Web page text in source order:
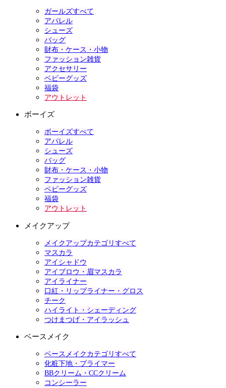
ガールズすべて
アパレル
シューズ
バッグ
財布・ケース・小物
ファッション雑貨
アクセサリー
ベビーグッズ
福袋
アウトレット
ボーイズ
ボーイズすべて
アパレル
シューズ
バッグ
財布・ケース・小物
ファッション雑貨
ベビーグッズ
福袋
アウトレット
メイクアップ
メイクアップカテゴリすべて
マスカラ
アイシャドウ
アイブロウ・眉マスカラ
アイライナー
口紅・リップライナー・グロス
チーク
ハイライト・シェーディング
つけまつげ・アイラッシュ
ベースメイク
ベースメイクカテゴリすべて
化粧下地・プライマー
BBクリーム・CCクリーム
コンシーラー